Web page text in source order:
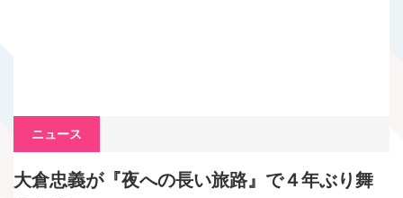
ニュース
大倉忠義が『夜への長い旅路』で４年ぶり舞